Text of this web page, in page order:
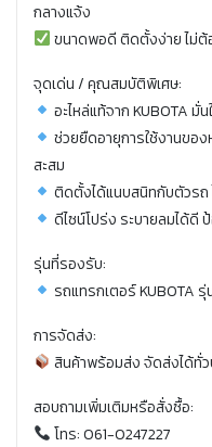
กลางแจ้ง
ขนาดพอดี ติดตั้งง่าย ไม่
จุดเด่น / คุณสมบัติพิเศษ:
อะไหล่แท้จาก KUBOTA มั่
ช่วยยืดอายุการใช้งานขอ
สะสม
ติดตั้งได้แนบสนิทกับตัวรถ
ดีไซน์โปร่ง ระบายลมได้ดี
รุ่นที่รองรับ:
รถแทรกเตอร์ KUBOTA
การจัดส่ง:
สินค้าพร้อมส่ง จัดส่งได้ทั่ว
สอบถามเพิ่มเติมหรือสั่งซื้อ:
โทร: 061-0247227